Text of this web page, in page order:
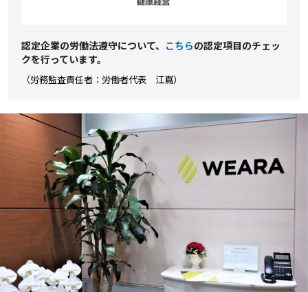
認定企業の労働法遵守について、 こちらの認定項⽬のチェッ
クを⾏っています。
（労務監査責任者：労働者代表 江嶌）